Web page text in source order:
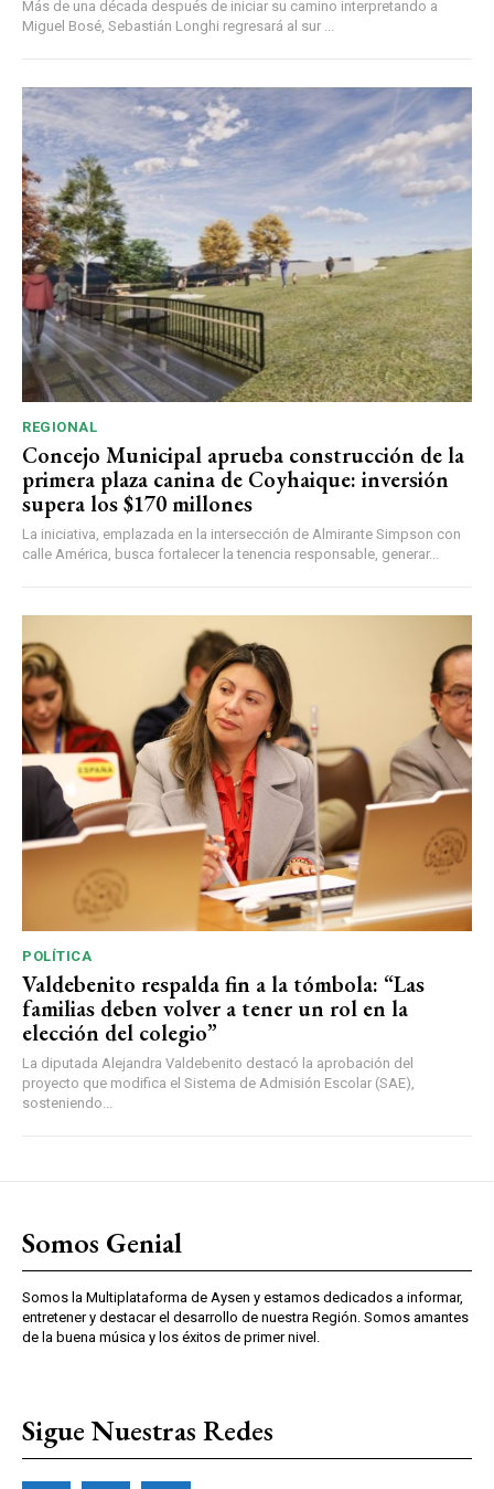
Más de una década después de iniciar su camino interpretando a
Miguel Bosé, Sebastián Longhi regresará al sur ...
REGIONAL
Concejo Municipal aprueba construcción de la
primera plaza canina de Coyhaique: inversión
supera los $170 millones
La iniciativa, emplazada en la intersección de Almirante Simpson con
calle América, busca fortalecer la tenencia responsable, generar...
POLÍTICA
Valdebenito respalda fin a la tómbola: “Las
familias deben volver a tener un rol en la
elección del colegio”
La diputada Alejandra Valdebenito destacó la aprobación del
proyecto que modifica el Sistema de Admisión Escolar (SAE),
sosteniendo...
Somos Genial
Somos la Multiplataforma de Aysen y estamos dedicados a informar,
entretener y destacar el desarrollo de nuestra Región. Somos amantes
de la buena música y los éxitos de primer nivel.
Sigue Nuestras Redes